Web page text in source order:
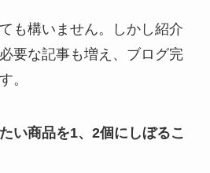
も構いません。しかし紹介
要な記事も増え、ブログ完
。
い商品を1、2個にしぼるこ